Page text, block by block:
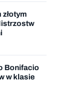
Bonifacio
w klasie